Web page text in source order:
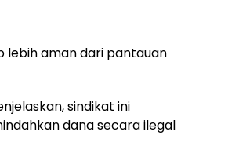
lebih aman dari pantauan
sindikat ini
dana secara ilegal